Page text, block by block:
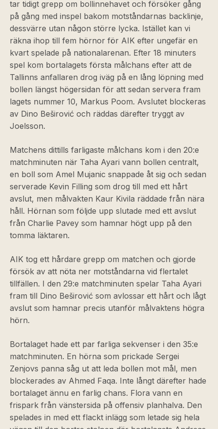
tar tidigt grepp om bollinnehavet och försöker gång
på gång med inspel bakom motståndarnas backlinje,
dessvärre utan någon större lycka. Istället kan vi
räkna ihop till fem hörnor för AIK efter ungefär en
kvart spelade på nationalarenan. Efter 18 minuters
spel kom bortalagets första målchans efter att de
Tallinns anfallaren drog iväg på en lång löpning med
bollen längst högersidan för att sedan servera fram
lagets nummer 10, Markus Poom. Avslutet blockeras
av Dino Beširović och räddas därefter tryggt av
Joelsson.
Matchens dittills farligaste målchans kom i den 20:e
matchminuten när Taha Ayari vann bollen centralt,
en boll som Amel Mujanic snappade åt sig och sedan
serverade Kevin Filling som drog till med ett hårt
avslut, men målvakten Kaur Kivila räddade från nära
håll. Hörnan som följde upp slutade med ett avslut
från Charlie Pavey som hamnar högt upp på den
tomma läktaren.
AIK tog ett hårdare grepp om matchen och gjorde
försök av att nöta ner motståndarna vid flertalet
tillfällen. I den 29:e matchminuten spelar Taha Ayari
fram till Dino Beširović som avlossar ett hårt och lågt
avslut som hamnar precis utanför målvaktens högra
hörn.
Bortalaget hade ett par farliga sekvenser i den 35:e
matchminuten. En hörna som prickade Sergei
Zenjovs panna såg ut att leda bollen mot mål, men
blockerades av Ahmed Faqa. Inte långt därefter hade
bortalaget ännu en farlig chans. Flora vann en
frispark från vänstersida på offensiv planhalva. Den
spelades in med ett flackt inlägg som letade sig hela